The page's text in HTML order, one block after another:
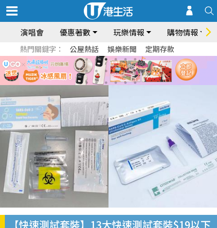
演唱會 優惠著數 玩樂情報 購物情報
熱門關鍵字： 公屋熱話 娛樂新聞 定期存款
【快速測試套裝】13大快速測試套裝$19以下